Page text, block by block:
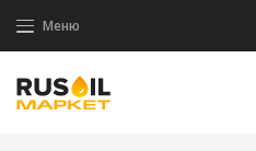
Меню